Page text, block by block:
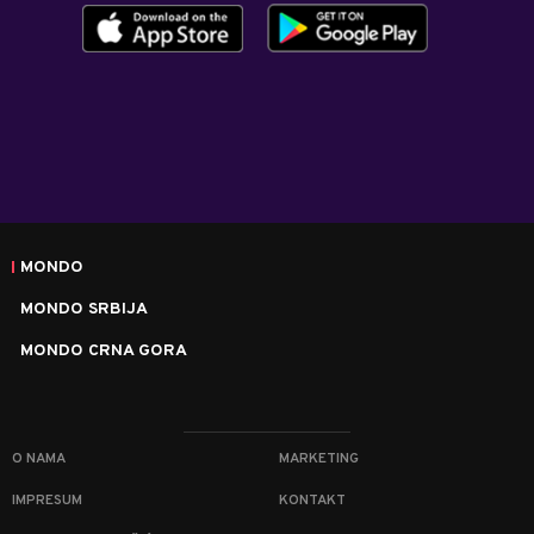
MONDO
MONDO SRBIJA
MONDO CRNA GORA
O NAMA MARKETING
IMPRESUM KONTAKT